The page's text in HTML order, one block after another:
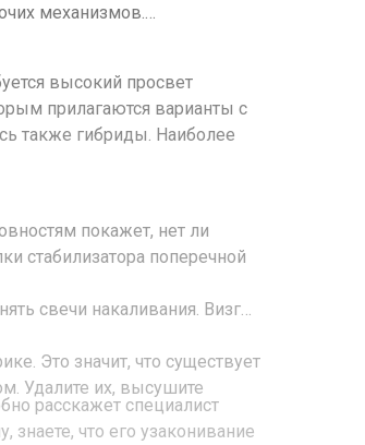
механизмов.
высокий просвет
прилагаются варианты с
также гибриды. Наиболее
покажет, нет ли
стабилизатора поперечной
свечи накаливания. Визг
Это значит, что существует
Удалите их, высушите
расскажет специалист
что его узаконивание